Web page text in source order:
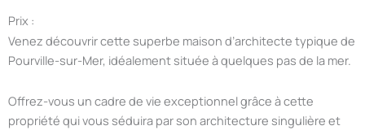
Prix :
Venez découvrir cette superbe maison d’architecte typique de
Pourville-sur-Mer, idéalement située à quelques pas de la mer.
Offrez-vous un cadre de vie exceptionnel grâce à cette
propriété qui vous séduira par son architecture singulière et